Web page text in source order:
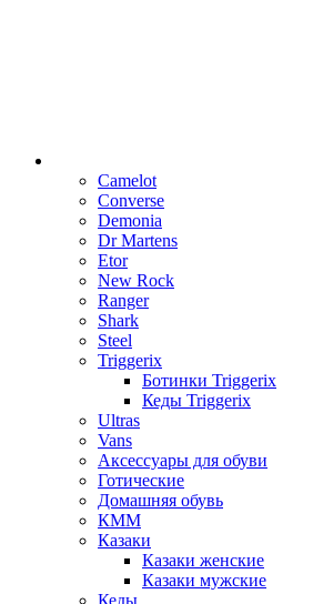
Camelot
Converse
Demonia
Dr Martens
Etor
New Rock
Ranger
Shark
Steel
Triggerix
Ботинки Triggerix
Кеды Triggerix
Ultras
Vans
Аксессуары для обуви
Готические
Домашняя обувь
КММ
Казаки
Казаки женские
Казаки мужские
Кеды